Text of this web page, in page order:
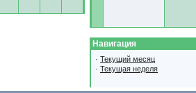
Навигация
· Текущий месяц
· Текущая неделя